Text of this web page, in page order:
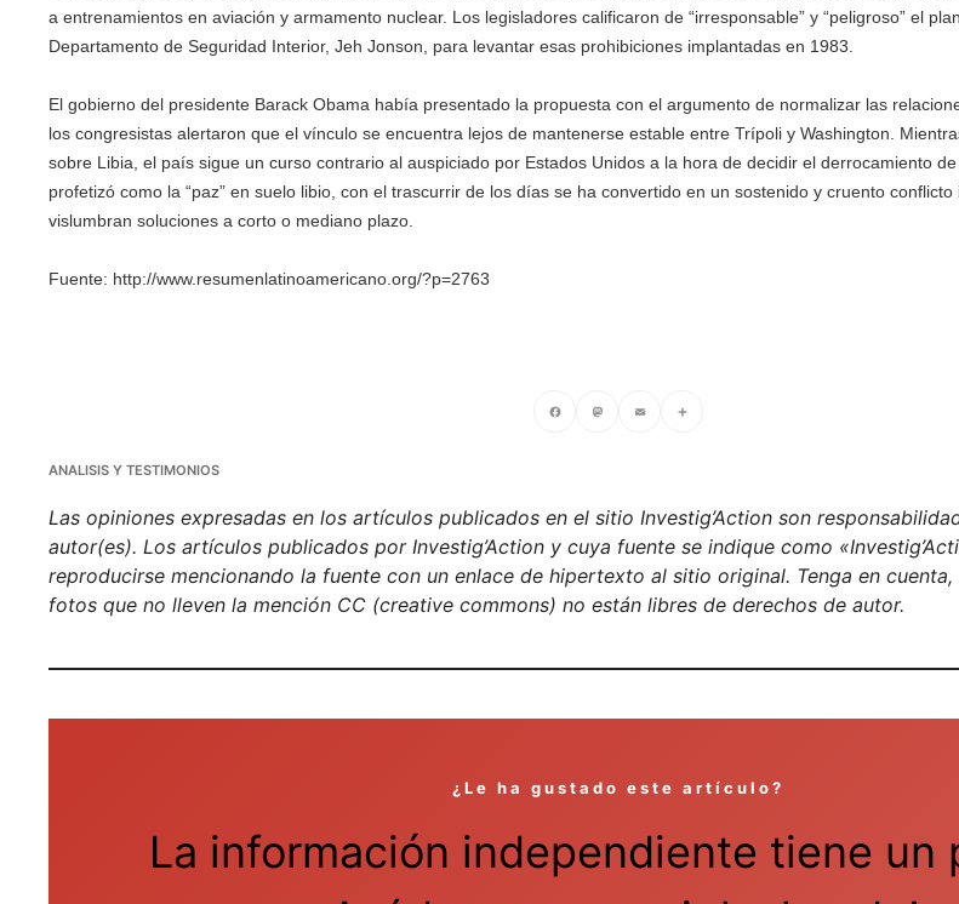
a entrenamientos en aviación y armamento nuclear. Los legisladores calificaron de “irresponsable” y “peligroso” el
Departamento de Seguridad Interior, Jeh Jonson, para levantar esas prohibiciones implantadas en 1983.
El gobierno del presidente Barack Obama había presentado la propuesta con el argumento de normalizar las
los congresistas alertaron que el vínculo se encuentra lejos de mantenerse estable entre Trípoli y Washington.
sobre Libia, el país sigue un curso contrario al auspiciado por Estados Unidos a la hora de decidir el derrocamiento
profetizó como la “paz” en suelo libio, con el trascurrir de los días se ha convertido en un sostenido y cruento
vislumbran soluciones a corto o mediano plazo.
Fuente: http://www.resumenlatinoamericano.org/?p=2763
ANALISIS Y TESTIMONIOS
Las opiniones expresadas en los artículos publicados en el sitio Investig’Action son
autor(es). Los artículos publicados por Investig’Action y cuya fuente se indique como
reproducirse mencionando la fuente con un enlace de hipertexto al sitio original. Tenga en
fotos que no lleven la mención CC (creative commons) no están libres de derechos de autor.
¿Le ha gustado este artículo?
La información independiente tiene un